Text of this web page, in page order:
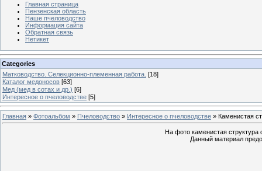
Главная страница
Пензенская область
Наше пчеловодство
Информация сайта
Обратная связь
Нетикет
Categories
Матководство. Селекционно-племенная работа. [18]
Каталог медоносов [63]
Мед (мед в сотах и др.) [6]
Интересное о пчеловодстве [5]
Главная » Фотоальбом » Пчеловодство » Интересное о пчеловодстве » Каменистая
На фото каменистая
Данный материал